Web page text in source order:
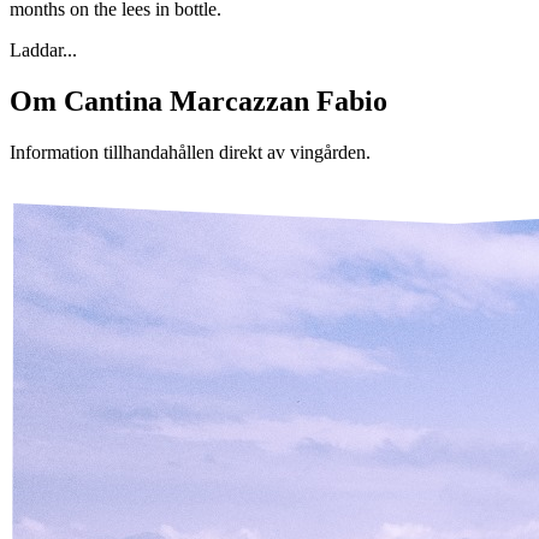
months on the lees in bottle.
Laddar...
Om Cantina Marcazzan Fabio
Information tillhandahållen direkt av vingården.